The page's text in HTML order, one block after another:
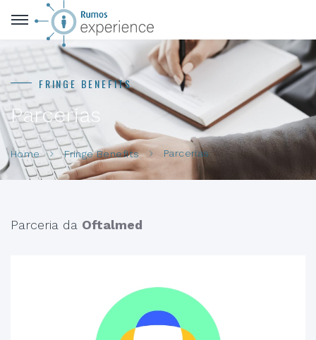
FRINGE BENEFITS
Parcerias
Home Fringe Benefits Parcerias
Parceria da Oftalmed